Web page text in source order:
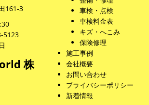
161-3
5123
株
車検・点検
車検料金表
キズ・へこみ
保険修理
施工事例
会社概要
お問い合わせ
プライバシーポリシー
新着情報